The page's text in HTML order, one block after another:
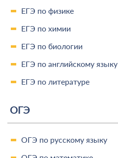
ЕГЭ по физике
ЕГЭ по химии
ЕГЭ по биологии
ЕГЭ по английскому языку
ЕГЭ по литературе
ОГЭ
ОГЭ по русскому языку